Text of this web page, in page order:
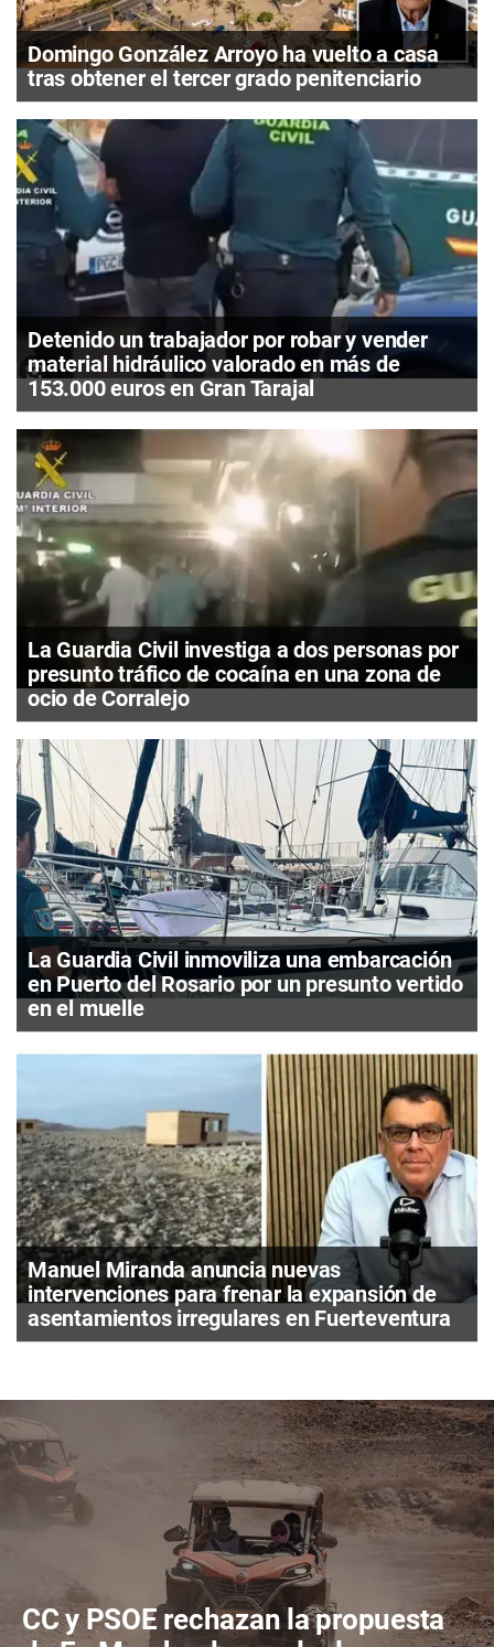
Domingo González Arroyo ha vuelto a casa
tras obtener el tercer grado penitenciario
Detenido un trabajador por robar y vender
material hidráulico valorado en más de
153.000 euros en Gran Tarajal
La Guardia Civil investiga a dos personas por
presunto tráfico de cocaína en una zona de
ocio de Corralejo
La Guardia Civil inmoviliza una embarcación
en Puerto del Rosario por un presunto vertido
en el muelle
Manuel Miranda anuncia nuevas
intervenciones para frenar la expansión de
asentamientos irregulares en Fuerteventura
CC y PSOE rechazan la propuesta